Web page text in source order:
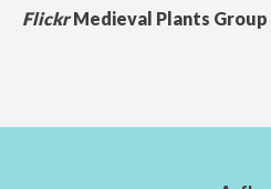
FlickrMedieval Plants Group